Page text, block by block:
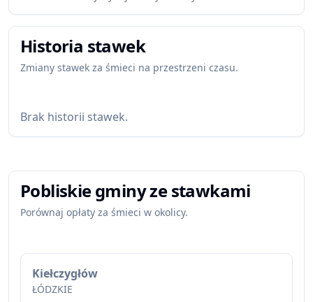
Historia stawek
Zmiany stawek za śmieci na przestrzeni czasu.
Brak historii stawek.
Pobliskie gminy ze stawkami
Porównaj opłaty za śmieci w okolicy.
Kiełczygłów
ŁÓDZKIE